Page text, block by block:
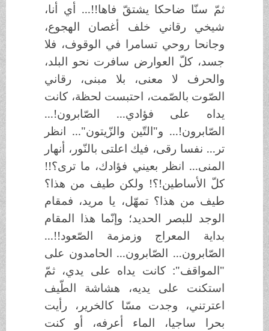
ثمّ سنّا ضاحكا يشتقّ فاها!!... أي أنا،
شيخي رقاني خلف أغصان الهجوع،
وجانحا روحي تسامرا في الوقوف، فلا
جسد، كلّ العوارض سافرت نحو البلد،
والحرف لا معنى، بلا مبنى، رقاني
الصّوت بالصّمت، احتبست لحظة، كانت
يداه على فؤادي... الصّابرون!...
الصّابرون!... و"التّين والزّيتون"... انظر
تر... نفسا رقى، فيك اعلتى بالنّور، أنهار
المنى... انظر بعيني فؤادك، ما ترى؟!!
كلّ الأساطين!؟! ولكن طيف من هذا؟
طيف من هذا؟ تمهّل، يا مريد، فمقام
الوجد للبصر الحديد؛ وإنّما هذا المقام
بداية المعراج وزمزمة الصّعود!!...
الصّابرون... الصّابرون... الحامدون على
"المواقف": كانت يداه على يدي، ثمّ
استكنت على يديه، هشاشة الطّيف
اعترتني، وجدت مسّا كالخرير، رأيت
بحرا ساجيا، الماء أعرفه، أو كنت